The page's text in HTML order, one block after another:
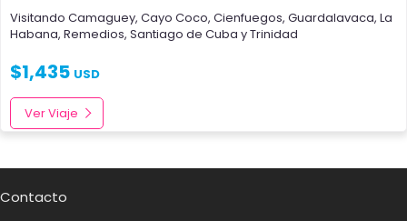
Visitando Camaguey, Cayo Coco, Cienfuegos, Guardalavaca, La
Habana, Remedios, Santiago de Cuba yTrinidad
$1,435 USD
Ver Viaje
Contacto